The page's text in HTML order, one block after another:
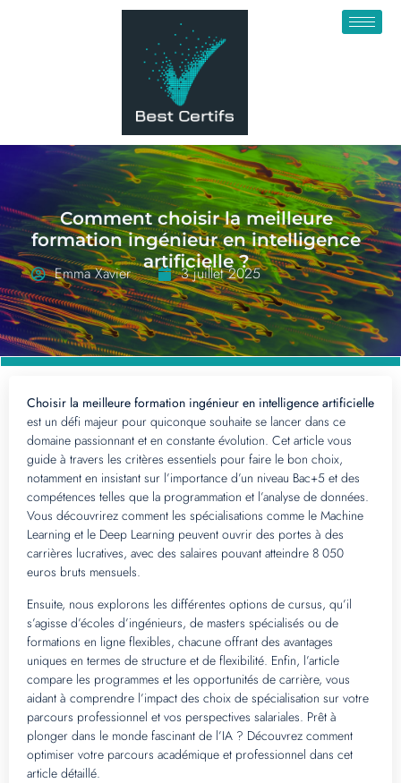
Comment choisir la meilleure
formation ingénieur en intelligence
artificielle ?
Emma Xavier 3 juillet 2025
Choisir la meilleure formation ingénieur en intelligence artificielle
est un défi majeur pour quiconque souhaite se lancer dans ce
domaine passionnant et en constante évolution. Cet article vous
guide à travers les critères essentiels pour faire le bon choix,
notamment en insistant sur l’importance d’un niveau Bac+5 et des
compétences telles que la programmation et l’analyse de données.
Vous découvrirez comment les spécialisations comme le Machine
Learning et le Deep Learning peuvent ouvrir des portes à des
carrières lucratives, avec des salaires pouvant atteindre 8 050
euros bruts mensuels.
Ensuite, nous explorons les différentes options de cursus, qu’il
s’agisse d’écoles d’ingénieurs, de masters spécialisés ou de
formations en ligne flexibles, chacune offrant des avantages
uniques en termes de structure et de flexibilité. Enfin, l’article
compare les programmes et les opportunités de carrière, vous
aidant à comprendre l’impact des choix de spécialisation sur votre
parcours professionnel et vos perspectives salariales. Prêt à
plonger dans le monde fascinant de l’IA ? Découvrez comment
optimiser votre parcours académique et professionnel dans cet
article détaillé.